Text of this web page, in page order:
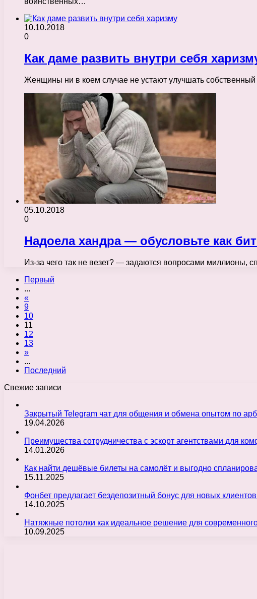
10.10.2018
0
Как даме развить внутри себя
Женщины ни в коем случае не устают улучшать
05.10.2018
0
Надоела хандра — обусловьте как
Из-за чего так не везет? — задаются вопросами миллионы,
Первый
...
«
9
10
11
12
13
»
...
Последний
Свежие записи
Закрытый Telegram чат для общения и обмена опытом по
19.04.2026
Преимущества сотрудничества с эскорт агентствами для
14.01.2026
Как найти дешёвые билеты на самолёт и выгодно
15.11.2025
Фонбет предлагает бездепозитный бонус для новых
14.10.2025
Натяжные потолки как идеальное решение для
10.09.2025